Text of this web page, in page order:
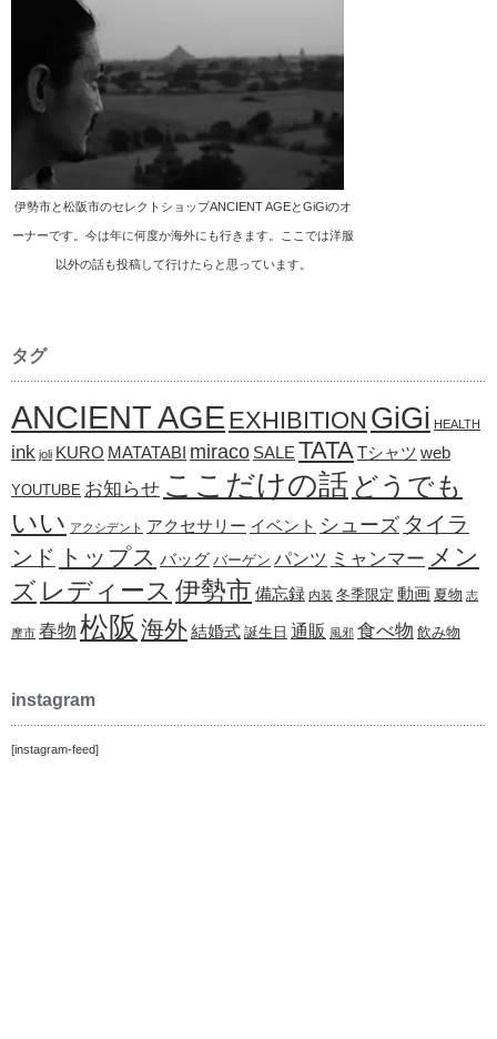
伊勢市と松阪市のセレクトショップANCIENT AGEとGiGiのオ
ーナーです。今は年に何度か海外にも行きます。ここでは洋服
以外の話も投稿して行けたらと思っています。
タグ
ANCIENT AGE EXHIBITION GiGi HEALTH
ink joli KURO MATATABI miraco SALE TATA Tシャツ web
YOUTUBE お知らせ ここだけの話 どうでも
いい アクシデント アクセサリー イベント シューズ タイラ
ンド トップス バッグ バーゲン パンツ ミャンマー メン
ズ レディース 伊勢市 備忘録 内装 冬季限定 動画 夏物 志
摩市 春物 松阪 海外結婚式 誕生日 通販 風邪 食べ物 飲み物
instagram
[instagram-feed]